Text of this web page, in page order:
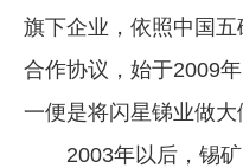
旗下企业，依照中国
合作协议，始于2009
一便是将闪星锑业做大
2003年以后，锡矿